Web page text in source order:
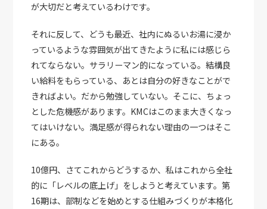
が大切だと考えているわけです。
それに反して、どうも最近、社内にぬるいお湯に浸か
っているような雰囲気が出てきたように私には感じら
れてならない。サラリーマン的になっている。結構良
い給料をもらっている、あとは自分の好きなことがで
きればよい。だから勉強していない。そこに、ちょっ
とした危機感があります。KMCはこのまま大きくなっ
てはいけない。満足感が得られない理由の一つはそこ
にある。
10億円、さてこれからどうするか、私はこれから全社
的に「レベルの底上げ」をしようと考えています。第
16期は、部制などを始めとする仕組みづくりが本格化